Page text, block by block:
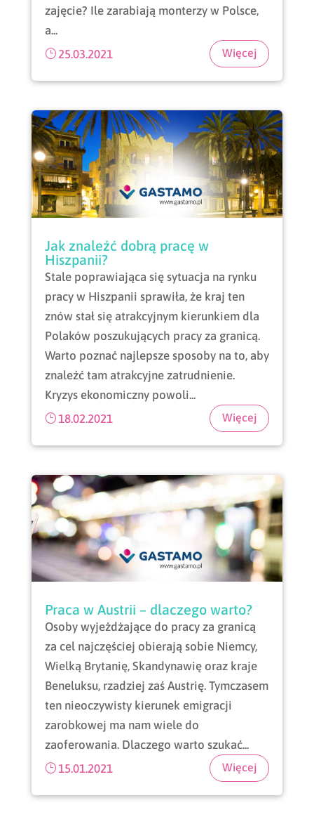
25.03.2021
zajęcie? Ile zarabiają monterzy w Polsce,
a...
Jak znaleźć dobrą pracę w
Hiszpanii?
18.02.2021
Stale poprawiająca się sytuacja na rynku
pracy w Hiszpanii sprawiła, że kraj ten
znów stał się atrakcyjnym kierunkiem dla
Polaków poszukujących pracy za granicą.
Warto poznać najlepsze sposoby na to, aby
znaleźć tam atrakcyjne zatrudnienie.
Kryzys ekonomiczny powoli...
Praca w Austrii – dlaczego warto?
15.01.2021
Osoby wyjeżdżające do pracy za granicą
za cel najczęściej obierają sobie Niemcy,
Wielką Brytanię, Skandynawię oraz kraje
Beneluksu, rzadziej zaś Austrię. Tymczasem
ten nieoczywisty kierunek emigracji
zarobkowej ma nam wiele do
zaoferowania. Dlaczego warto szukać...